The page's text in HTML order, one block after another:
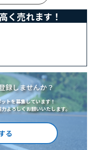
く売れます！
録しませんか？
トを募集しています！
よろしくお願いいたします。
る